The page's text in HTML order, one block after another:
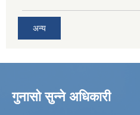
अन्य
गुनासो सुन्ने अधिकारी